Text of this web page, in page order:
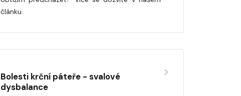
článku.
Bolesti krční páteře - svalové
dysbalance